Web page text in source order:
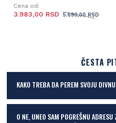
Cena od:
5.690,00 RSD
3.983,00 RSD
ČESTA
KAKO TREBA DA PEREM SVOJU
O NE, UNEO SAM POGREŠNU